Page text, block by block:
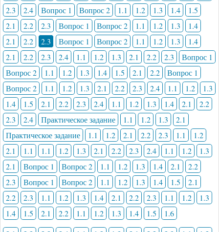
2.3
2.4 Вопрос 1 Вопрос 2 1.1 1.2 1.3 1.4
1.5
2.1
2.2 2.3 Вопрос 1 Вопрос 2 1.1 1.2 1.3
1.4
2.1
2.2 2.3 Вопрос 1 Вопрос 2 1.1 1.2 1.3
1.4
2.1
2.2 2.3 2.4 1.1 1.2 1.3 2.1 2.2 2.3
Вопрос 1
Вопрос 2
1.1 1.2 1.3 1.4 1.5 2.1 2.2
Вопрос 1
Вопрос 2
1.1 1.2 1.3 2.1 2.2 2.3 2.4 1.1 1.2
1.3
1.4
1.5 2.1 2.2 2.3 2.4 1.1 1.2 1.3 1.4 2.1
2.2
2.3
2.4 Практическое задание 1.1 1.2 1.3
2.1
Практическое задание
1.1 1.2 2.1 2.2 2.3 1.1
1.2
2.1
1.1 1.1 1.2 1.3 2.1 2.2 2.3 2.4 1.1 1.2
1.3
2.1
Вопрос 1 Вопрос 2 1.1 1.2 1.3 1.4 2.1
2.2
2.3
Вопрос 1 Вопрос 2 1.1 1.2 1.3 1.4 1.5
2.1
2.2
2.3 1.1 1.2 1.3 1.4 2.1 2.2 2.3 1.1 1.2
1.3
1.4
1.5 2.1 2.2 1.1 1.2 1.3 1.4 1.5
1.6